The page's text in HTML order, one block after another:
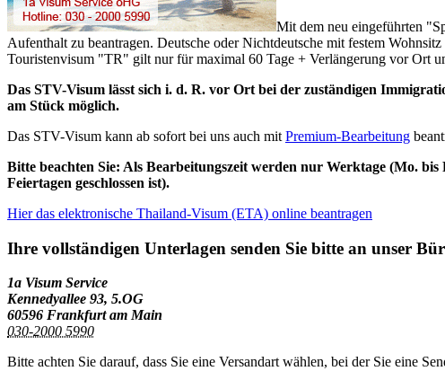
Mit dem neu eingeführten
Aufenthalt zu beantragen. Deutsche oder Nichtdeutsche mit festem
Touristenvisum "TR" gilt nur für maximal 60 Tage + Verlängerung vor Ort
Das STV-Visum lässt sich i. d. R. vor Ort bei der zuständigen
am Stück möglich.
Das STV-Visum kann ab sofort bei uns auch mit Premium-Bearbeitung
Bitte beachten Sie: Als Bearbeitungszeit werden nur Werktage (Mo.
Feiertagen geschlossen ist).
Hier das elektronische Thailand-Visum (ETA) online beantragen
Ihre vollständigen Unterlagen senden Sie bitte an unser
1a Visum Service
Kennedyallee 93, 5.OG
60596 Frankfurt am Main
030-2000 5990
Bitte achten Sie darauf, dass Sie eine Versandart wählen, bei der Sie eine